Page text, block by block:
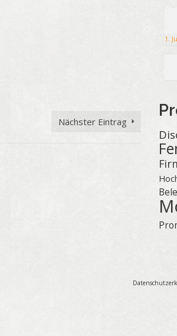
Nächster Eintrag
1.